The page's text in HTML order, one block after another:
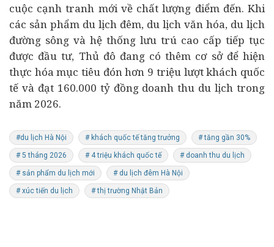
cuộc cạnh tranh mới về chất lượng điểm đến. Khi
các sản phẩm du lịch đêm, du lịch văn hóa, du lịch
đường sông và hệ thống lưu trú cao cấp tiếp tục
được đầu tư, Thủ đô đang có thêm cơ sở để hiện
thực hóa mục tiêu đón hơn 9 triệu lượt khách quốc
tế và đạt 160.000 tỷ đồng doanh thu du lịch trong
năm 2026.
#du lịch Hà Nội # khách quốc tế tăng trưởng # tăng gần 30%
# 5 tháng 2026 # 4 triệu khách quốc tế # doanh thu du lịch
# sản phẩm du lịch mới # du lịch đêm Hà Nội
# xúc tiến du lịch # thị trường Nhật Bản